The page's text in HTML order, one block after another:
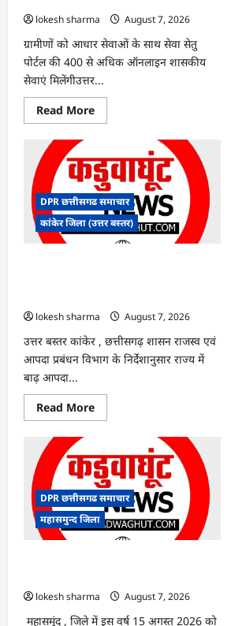
बवाल,
आयोग
ने
दी
सफाई
lokesh sharma
August 7, 2026
ग्रामीणों को आधार सेवाओं के साथ सेवा सेतु
पोर्टल की 400 से अधिक ऑनलाइन शासकीय
सेवाएं मिलेंगीउत्तर...
Read MoreRead
more
ग्राम
पंचायत
भैंसासुर
में
नवीन
आधार
केंद्र
DPR छत्तीसगढ समाचार
कांकेर जिला (उत्तर बस्तर)
lokesh sharma
August 7, 2026
उत्तर बस्तर कांकेर , छत्तीसगढ़ शासन राजस्व एवं
आपदा प्रबंधन विभाग के निर्देशानुसार राज्य में
बाढ़ आपदा...
Read MoreRead
more
:
आपदा
प्रबंधन
संबंधी
राज्य
स्तरीय
मॉक
एक्सरसाइज
कार्यशाला
आयोजित
DPR छत्तीसगढ समाचार
महासमुन्द जिला
lokesh sharma
August 7, 2026
महासमुंद , जिले में इस वर्ष 15 अगस्त 2026 को